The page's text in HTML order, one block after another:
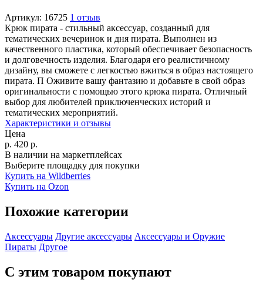
Артикул: 16725 1 отзыв
Крюк пирата - стильный аксессуар, созданный для
тематических вечеринок и дня пирата. Выполнен из
качественного пластика, который обеспечивает безопасность
и долговечность изделия. Благодаря его реалистичному
дизайну, вы сможете с легкостью вжиться в образ настоящего
пирата. П Оживите вашу фантазию и добавьте в свой образ
оригинальности с помощью этого крюка пирата. Отличный
выбор для любителей приключенческих историй и
тематических мероприятий.
Характеристики и отзывы
Цена
р. 420 р.
В наличии на маркетплейсах
Выберите площадку для покупки
Купить на Wildberries
Купить на Ozon
Похожие категории
Аксессуары Другие аксессуары Аксессуары и Оружие
Пираты Другое
С этим товаром покупают